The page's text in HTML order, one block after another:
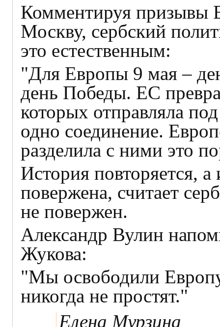
Комментируя призывы
Москву, сербский
это естественным:
"Для Европы 9 мая –
день Победы. ЕС
которых отправляла
одно соединение.
разделила с ними это
История повторяется,
повержена, считает
не повержен.
Александр Вулин
Жукова:
"Мы освободили
никогда не простят."
Елена Мурзина